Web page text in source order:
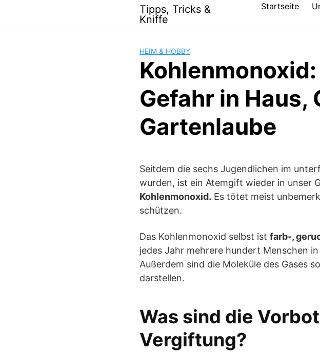
content
Tipps, Tricks &
Kniffe
Startseite
HEIM & HOBBY
Gefahr in Haus,
Gartenlaube
Seitdem die sechs Jugendlichen im
wurden, ist ein Atemgift wieder in unser
Kohlenmonoxid. Es tötet meist
schützen.
Das Kohlenmonoxid selbst ist farb-,
jedes Jahr mehrere hundert Menschen
Außerdem sind die Moleküle des Gases
darstellen.
Was sind die
Vergiftung?